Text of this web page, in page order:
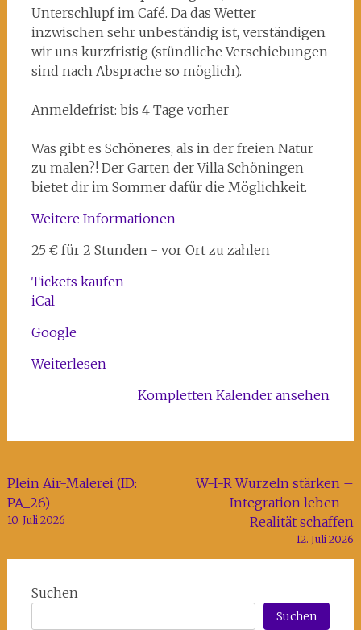
Unterschlupf im Café. Da das Wetter
inzwischen sehr unbeständig ist, verständigen
wir uns kurzfristig (stündliche Verschiebungen
sind nach Absprache so möglich).
Anmeldefrist: bis 4 Tage vorher
Was gibt es Schöneres, als in der freien Natur
zu malen?! Der Garten der Villa Schöningen
bietet dir im Sommer dafür die Möglichkeit.
Weitere Informationen
25 € für 2 Stunden - vor Ort zu zahlen
Tickets kaufen
iCal
Google
Weiterlesen
Kompletten Kalender ansehen
Beitragsnavigation
Plein Air-Malerei (ID:
PA_26)
10. Juli 2026
W-I-R Wurzeln stärken –
Integration leben –
Realität schaffen
12. Juli 2026
Suchen
Suchen